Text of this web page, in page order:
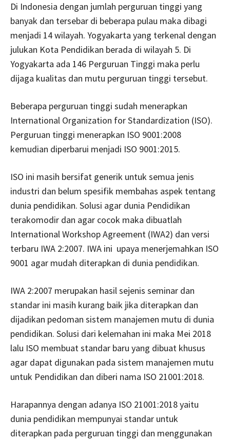
Di Indonesia dengan jumlah perguruan tinggi yang
banyak dan tersebar di beberapa pulau maka dibagi
menjadi 14 wilayah. Yogyakarta yang terkenal dengan
julukan Kota Pendidikan berada di wilayah 5. Di
Yogyakarta ada 146 Perguruan Tinggi maka perlu
dijaga kualitas dan mutu perguruan tinggi tersebut.
Beberapa perguruan tinggi sudah menerapkan
International Organization for Standardization (ISO).
Perguruan tinggi menerapkan ISO 9001:2008
kemudian diperbarui menjadi ISO 9001:2015.
ISO ini masih bersifat generik untuk semua jenis
industri dan belum spesifik membahas aspek tentang
dunia pendidikan. Solusi agar dunia Pendidikan
terakomodir dan agar cocok maka dibuatlah
International Workshop Agreement (IWA2) dan versi
terbaru IWA 2:2007. IWA ini upaya menerjemahkan ISO
9001 agar mudah diterapkan di dunia pendidikan.
IWA 2:2007 merupakan hasil sejenis seminar dan
standar ini masih kurang baik jika diterapkan dan
dijadikan pedoman sistem manajemen mutu di dunia
pendidikan. Solusi dari kelemahan ini maka Mei 2018
lalu ISO membuat standar baru yang dibuat khusus
agar dapat digunakan pada sistem manajemen mutu
untuk Pendidikan dan diberi nama ISO 21001:2018.
Harapannya dengan adanya ISO 21001:2018 yaitu
dunia pendidikan mempunyai standar untuk
diterapkan pada perguruan tinggi dan menggunakan